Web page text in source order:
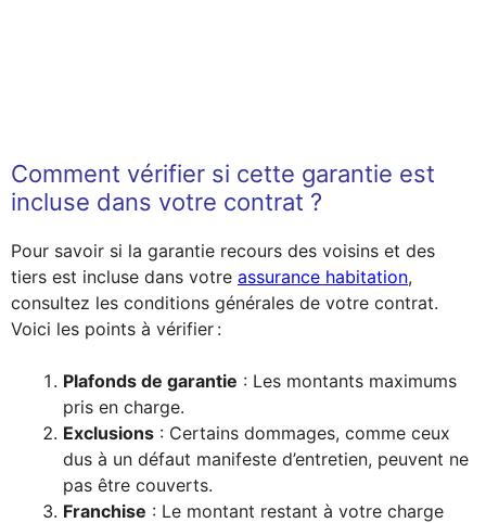
Comment vérifier si cette garantie est
incluse dans votre contrat ?
Pour savoir si la garantie recours des voisins et des
tiers est incluse dans votre assurance habitation,
consultez les conditions générales de votre contrat.
Voici les points à vérifier :
Plafonds de garantie : Les montants maximums
pris en charge.
Exclusions : Certains dommages, comme ceux
dus à un défaut manifeste d’entretien, peuvent ne
pas être couverts.
Franchise : Le montant restant à votre charge